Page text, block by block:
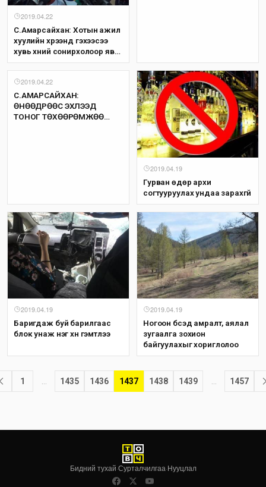
2019.04.22
С.Амарсайхан: Хотын ажил
хуулийн хүрээнд гэхээсээ
хувь хүний сонирхолоор явж
ирсэн
2019.04.22
С.АМАРСАЙХАН:
ӨНӨӨДРӨӨС ЭХЛЭЭД
ТОНОГ ТӨХӨӨРӨМЖӨӨ
2019.04.19
Гурван өдөр архи
согтууруулах ундаа зарахгүй
2019.04.19
Баригдаж буй барилгаас
блок унаж нэг хүн гэмтлээ
2019.04.19
Ногоон бүсэд амралт, аялал
зугаалга зохион
байгуулахыг хориглолоо
1 … 1435 1436 1437 1438 1439 … 1457
Бидний тухай·Сурталчилгаа·Нууцлал